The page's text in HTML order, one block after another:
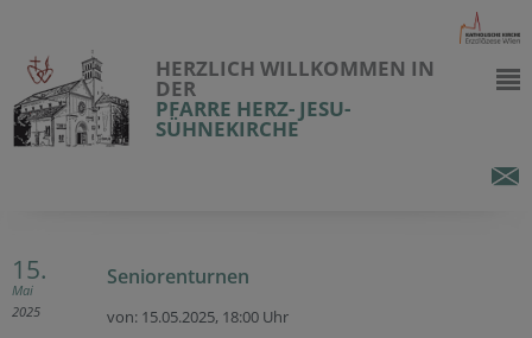
HERZLICH WILLKOMMEN IN
DER
PFARRE HERZ- JESU-
SÜHNEKIRCHE
15.
Mai
2025
Seniorenturnen
von: 15.05.2025, 18:00 Uhr